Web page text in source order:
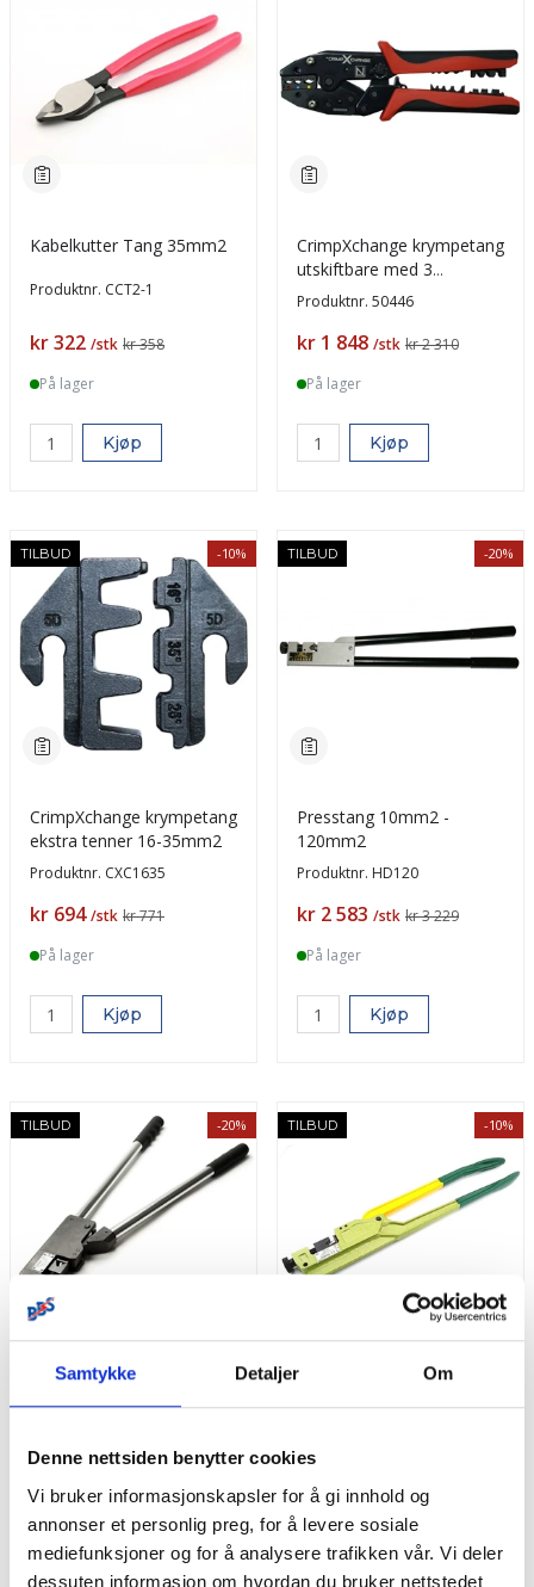
Samtykke Detaljer Om
Denne nettsiden benytter cookies
Vi bruker informasjonskapsler for å gi innhold og
annonser et personlig preg, for å levere sosiale
mediefunksjoner og for å analysere trafikken vår. Vi deler
dessuten informasjon om hvordan du bruker nettstedet
Kabelkutter Tang 35mm2
Produktnr. CCT2-1
Pris
kr 322 /stk kr 358
På lager
Kjøp
CrimpXchange krympetang
utskiftbare med 3
medfølgende tenner
Produktnr. 50446
Pris
kr 1 848 /stk kr 2 310
På lager
Kjøp
TILBUD -10%
CrimpXchange krympetang
ekstra tenner 16-35mm2
Produktnr. CXC1635
Pris
kr 694 /stk kr 771
På lager
Kjøp
TILBUD -20%
Presstang 10mm2 -
120mm2
Produktnr. HD120
Pris
kr 2 583 /stk kr 3 229
På lager
Kjøp
TILBUD -20%
Krympeverktøy 10,0 mm²
-125,0 mm² rørterminal -
Pris
kr 3 045 /stk
kr 3 806
På lager
TILBUD -10%
Krympeverktøy 10mm²
-95mm² rørterminal
Pris
kr 2 802 /stk
Bestillingsvare